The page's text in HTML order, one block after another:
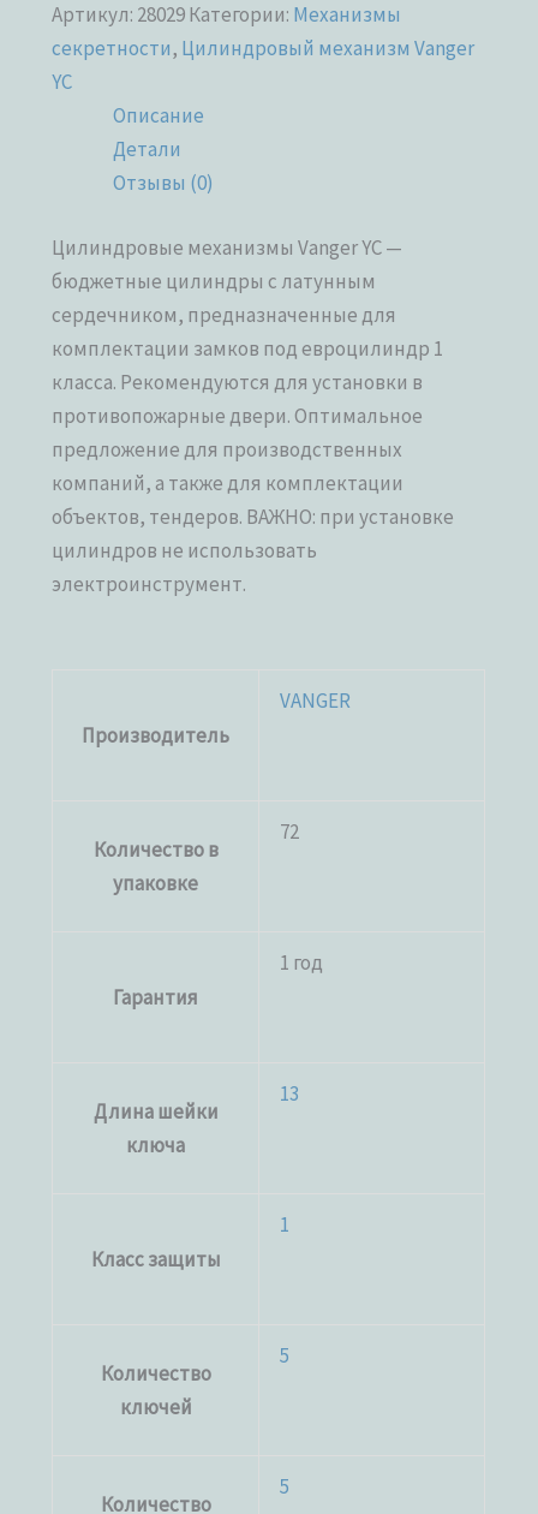
Артикул: 28029Категории: Механизмы
секретности, Цилиндровый механизм Vanger
YC
Описание
Детали
Отзывы (0)
Цилиндровые механизмы Vanger YC —
бюджетные цилиндры с латунным
сердечником, предназначенные для
комплектации замков под евроцилиндр 1
класса. Рекомендуются для установки в
противопожарные двери. Оптимальное
предложение для производственных
компаний, а также для комплектации
объектов, тендеров. ВАЖНО: при установке
цилиндров не использовать
электроинструмент.
Производитель
VANGER
Количество в
упаковке
72
Гарантия
1 год
Длина шейки
ключа
13
Класс защиты
1
Количество
ключей
5
Количество
5